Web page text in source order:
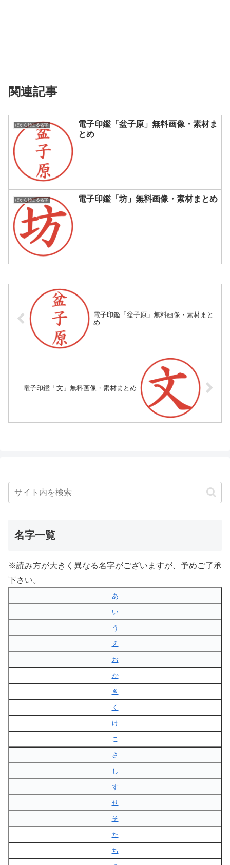
関連記事
ぼから始まる名字
電子印鑑「盆子原」無料画像・素材ま
とめ
ぼから始まる名字 電子印鑑「坊」無料画像・素材まとめ
電子印鑑「盆子原」無料画像・素材まと
め
電子印鑑「文」無料画像・素材まとめ
名字一覧
※読み方が大きく異なる名字がございますが、予めご了承
下さい。
あ
い
う
え
お
か
き
く
け
こ
さ
し
す
せ
そ
た
ち